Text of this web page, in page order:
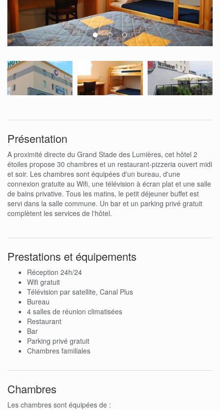
Présentation
A proximité directe du Grand Stade des Lumières, cet hôtel 2
étoiles propose 30 chambres et un restaurant-pizzeria ouvert midi
et soir. Les chambres sont équipées d'un bureau, d'une
connexion gratuite au Wifi, une télévision à écran plat et une salle
de bains privative. Tous les matins, le petit déjeuner buffet est
servi dans la salle commune. Un bar et un parking privé gratuit
complètent les services de l'hôtel.
Prestations et équipements
Réception 24h/24
Wifi gratuit
Télévision par satellite, Canal Plus
Bureau
4 salles de réunion climatisées
Restaurant
Bar
Parking privé gratuit
Chambres familiales
Chambres
Les chambres sont équipées de :